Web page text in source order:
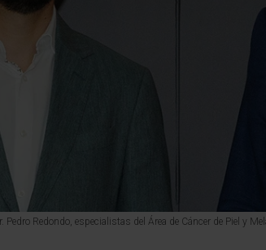
Pedro Redondo, especialistas del Área de Cáncer de Piel y